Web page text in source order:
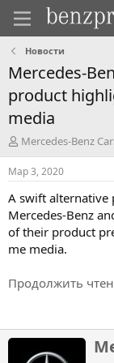
Новости
Mercedes-
product
media
А
в
т
о
р
т
е
ы
Mercedes-Benz
Мар 3, 2020
A swift alternative
Mercedes-Benz
of their product
me media.
Продолжить
Н
а